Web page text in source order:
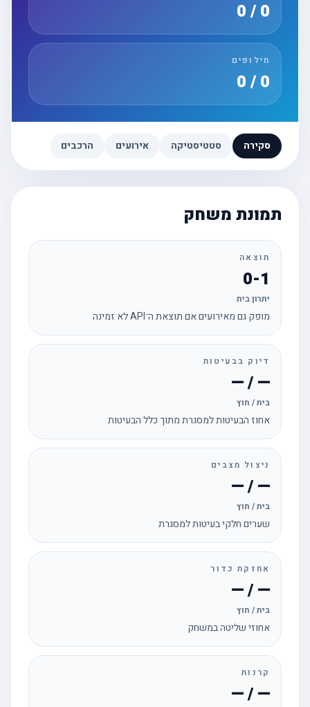
חילופים
סקירה סטטיסטיקה אירועים הרכבים
תמונת משחק
תוצאה
0-1
יתרון בית
מופק גם מאירועים אם תוצאת ה־API לא זמינה
דיוק בבעיטות
— / —
בית / חוץ
אחוז הבעיטות למסגרת מתוך כלל הבעיטות
ניצול מצבים
— / —
בית / חוץ
שערים חלקי בעיטות למסגרת
אחזקת כדור
— / —
בית / חוץ
אחוזי שליטה במשחק
קרנות
— / —